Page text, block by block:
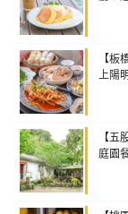
【
上陽
【
庭園